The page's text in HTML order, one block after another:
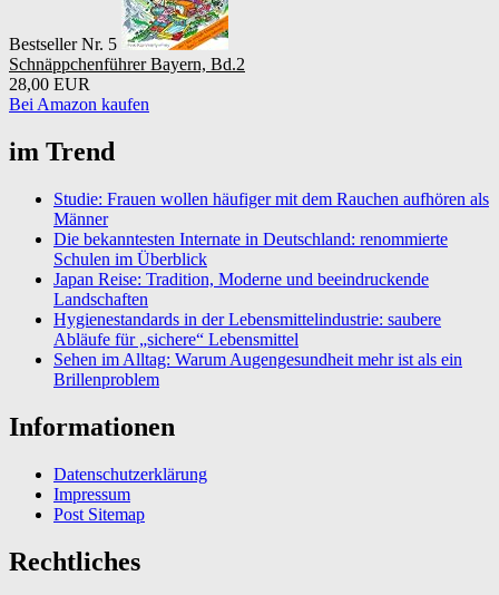
Bestseller Nr. 5
Schnäppchenführer Bayern, Bd.2
28,00 EUR
Bei Amazon kaufen
im Trend
Studie: Frauen wollen häufiger mit dem Rauchen aufhören als
Männer
Die bekanntesten Internate in Deutschland: renommierte
Schulen im Überblick
Japan Reise: Tradition, Moderne und beeindruckende
Landschaften
Hygienestandards in der Lebensmittelindustrie: saubere
Abläufe für „sichere“ Lebensmittel
Sehen im Alltag: Warum Augengesundheit mehr ist als ein
Brillenproblem
Informationen
Datenschutzerklärung
Impressum
Post Sitemap
Rechtliches